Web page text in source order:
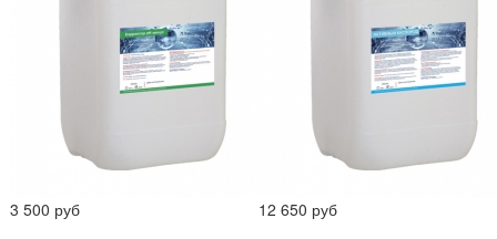
3 500 руб
12 650 руб